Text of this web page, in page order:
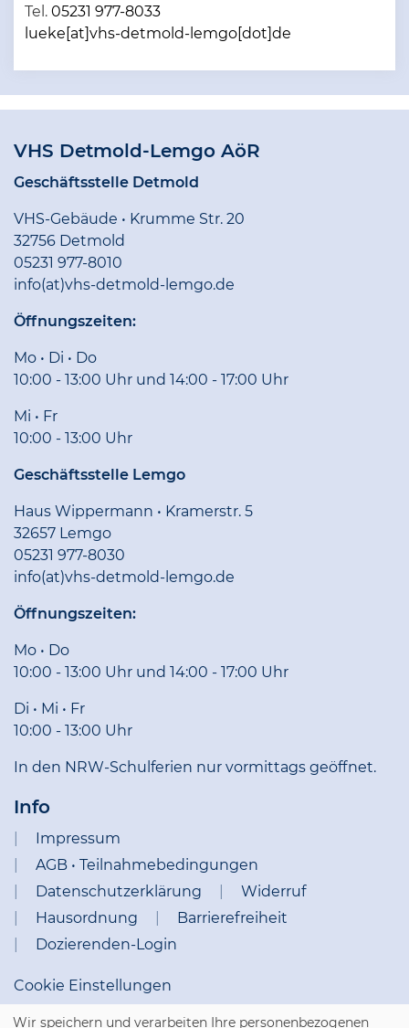
Tel. 05231 977-8033
lueke[at]vhs-detmold-lemgo[dot]de
VHS Detmold-Lemgo AöR
Geschäftsstelle Detmold
VHS-Gebäude • Krumme Str. 20
32756 Detmold
05231 977-8010
info(at)vhs-detmold-lemgo.de
Öffnungszeiten:
Mo • Di • Do
10:00 - 13:00 Uhr und 14:00 - 17:00 Uhr
Mi • Fr
10:00 - 13:00 Uhr
Geschäftsstelle Lemgo
Haus Wippermann • Kramerstr. 5
32657 Lemgo
05231 977-8030
info(at)vhs-detmold-lemgo.de
Öffnungszeiten:
Mo • Do
10:00 - 13:00 Uhr und 14:00 - 17:00 Uhr
Di • Mi • Fr
10:00 - 13:00 Uhr
In den NRW-Schulferien nur vormittags geöffnet.
Info
Impressum
AGB • Teilnahmebedingungen
Datenschutzerklärung
Widerruf
Hausordnung
Barrierefreiheit
Dozierenden-Login
Cookie Einstellungen
Wir speichern und verarbeiten Ihre personenbezogenen